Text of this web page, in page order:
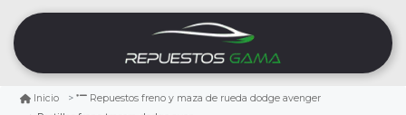
Inicio
Repuestos freno y maza de rueda dodge avenger